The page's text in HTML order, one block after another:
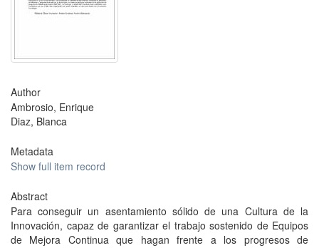
Author
Ambrosio, Enrique
Diaz, Blanca
Metadata
Show full item record
Abstract
Para conseguir un asentamiento sólido de una Cultura de la
Innovación, capaz de garantizar el trabajo sostenido de Equipos
de Mejora Continua que hagan frente a los progresos de